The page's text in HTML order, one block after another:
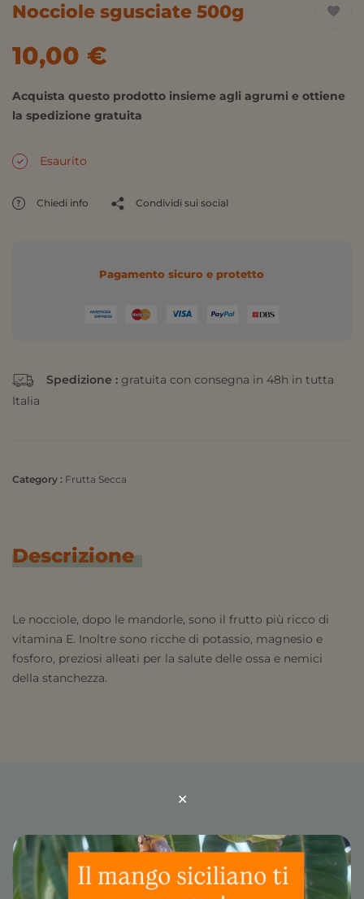
Nocciole sgusciate 500g
10,00 €
Acquista questo prodotto insieme agli agrumi e ottiene
la spedizione gratuita
Esaurito
Chiedi info Condividi sui social
Pagamento sicuro e protetto
Spedizione : gratuita con consegna in 48h in tutta
Italia
Category : Frutta Secca
Descrizione
Le nocciole, dopo le mandorle, sono il frutto più ricco di
vitamina E. Inoltre sono ricche di potassio, magnesio e
fosforo, preziosi alleati per la salute delle ossa e nemici
della stanchezza.
Prodotti correlati
✕